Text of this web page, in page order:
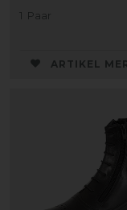
1 Paar
ARTIKEL